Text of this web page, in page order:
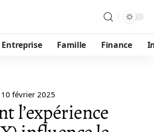
Entreprise Famille Finance
10 février 2025
l’expérience